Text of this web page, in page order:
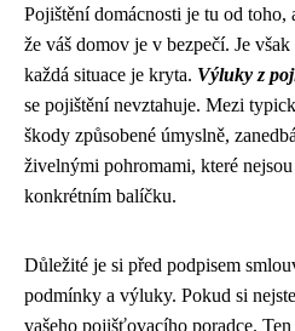
Pojištění domácnosti je tu od
že váš domov je v bezpečí. Je
každá situace je kryta. Výluky z
se pojištění nevztahuje. Mezi
škody způsobené úmyslně,
živelnými pohromami, které
konkrétním balíčku.
Důležité je si před podpisem
podmínky a výluky. Pokud si
vašeho pojišťovacího poradce.